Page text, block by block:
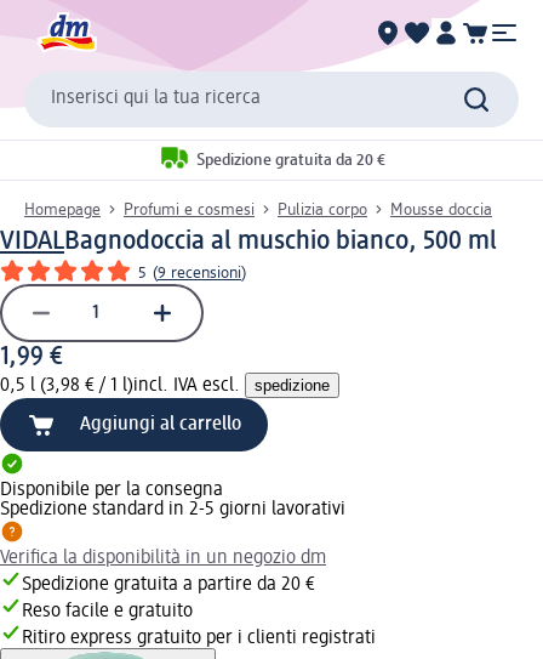
Inserisci qui la tua ricerca
Spedizione gratuita da 20 €
Homepage Profumi e cosmesi Pulizia corpo Mousse doccia
VIDALBagnodoccia al muschio bianco, 500 ml
5 (9 recensioni)
1,99 €
0,5 l (3,98 € / 1 l)incl. IVA escl. spedizione
Aggiungi al carrello
Disponibile per la consegna
Spedizione standard in 2-5 giorni lavorativi
Verifica la disponibilità in un negozio dm
Spedizione gratuita a partire da 20 €
Reso facile e gratuito
Ritiro express gratuito per i clienti registrati